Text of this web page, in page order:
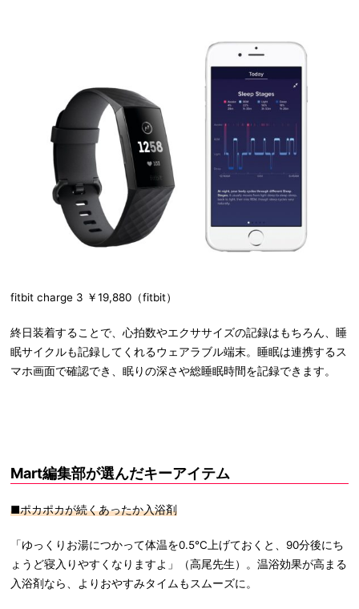
fitbit charge 3 ￥19,880（fitbit）
終日装着することで、心拍数やエクササイズの記録はもちろん、睡
眠サイクルも記録してくれるウェアラブル端末。睡眠は連携するス
マホ画面で確認でき、眠りの深さや総睡眠時間を記録できます。
Mart編集部が選んだキーアイテム
■ポカポカが続くあったか入浴剤
「ゆっくりお湯につかって体温を0.5℃上げておくと、90分後にち
ょうど寝入りやすくなりますよ」（高尾先生）。温浴効果が高まる
入浴剤なら、よりおやすみタイムもスムーズに。